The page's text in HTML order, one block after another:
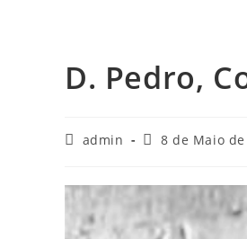
D. Pedro,
Postadmin
Post8 de Maio de